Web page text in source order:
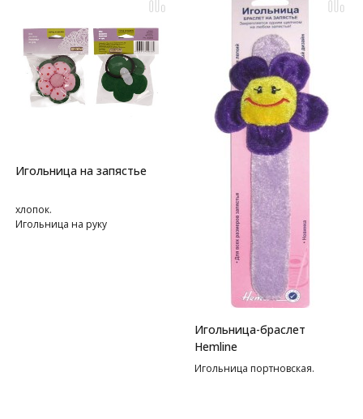
Игольница на запястье
хлопок.
Игольница на руку
Игольница-браслет
Hemline
Игольница портновская.